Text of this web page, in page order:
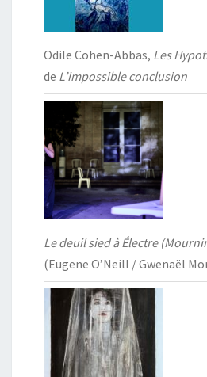
Odile Cohen-Abbas, Les
de L’impossible conclusion
Le deuil sied à Électre
(Eugene O’Neill / Gwenaël